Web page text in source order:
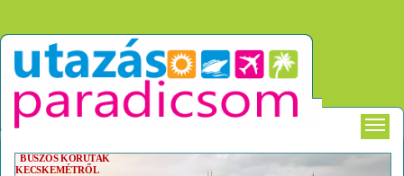
BUSZOS KÖRUTAK
KECSKEMÉTRŐL